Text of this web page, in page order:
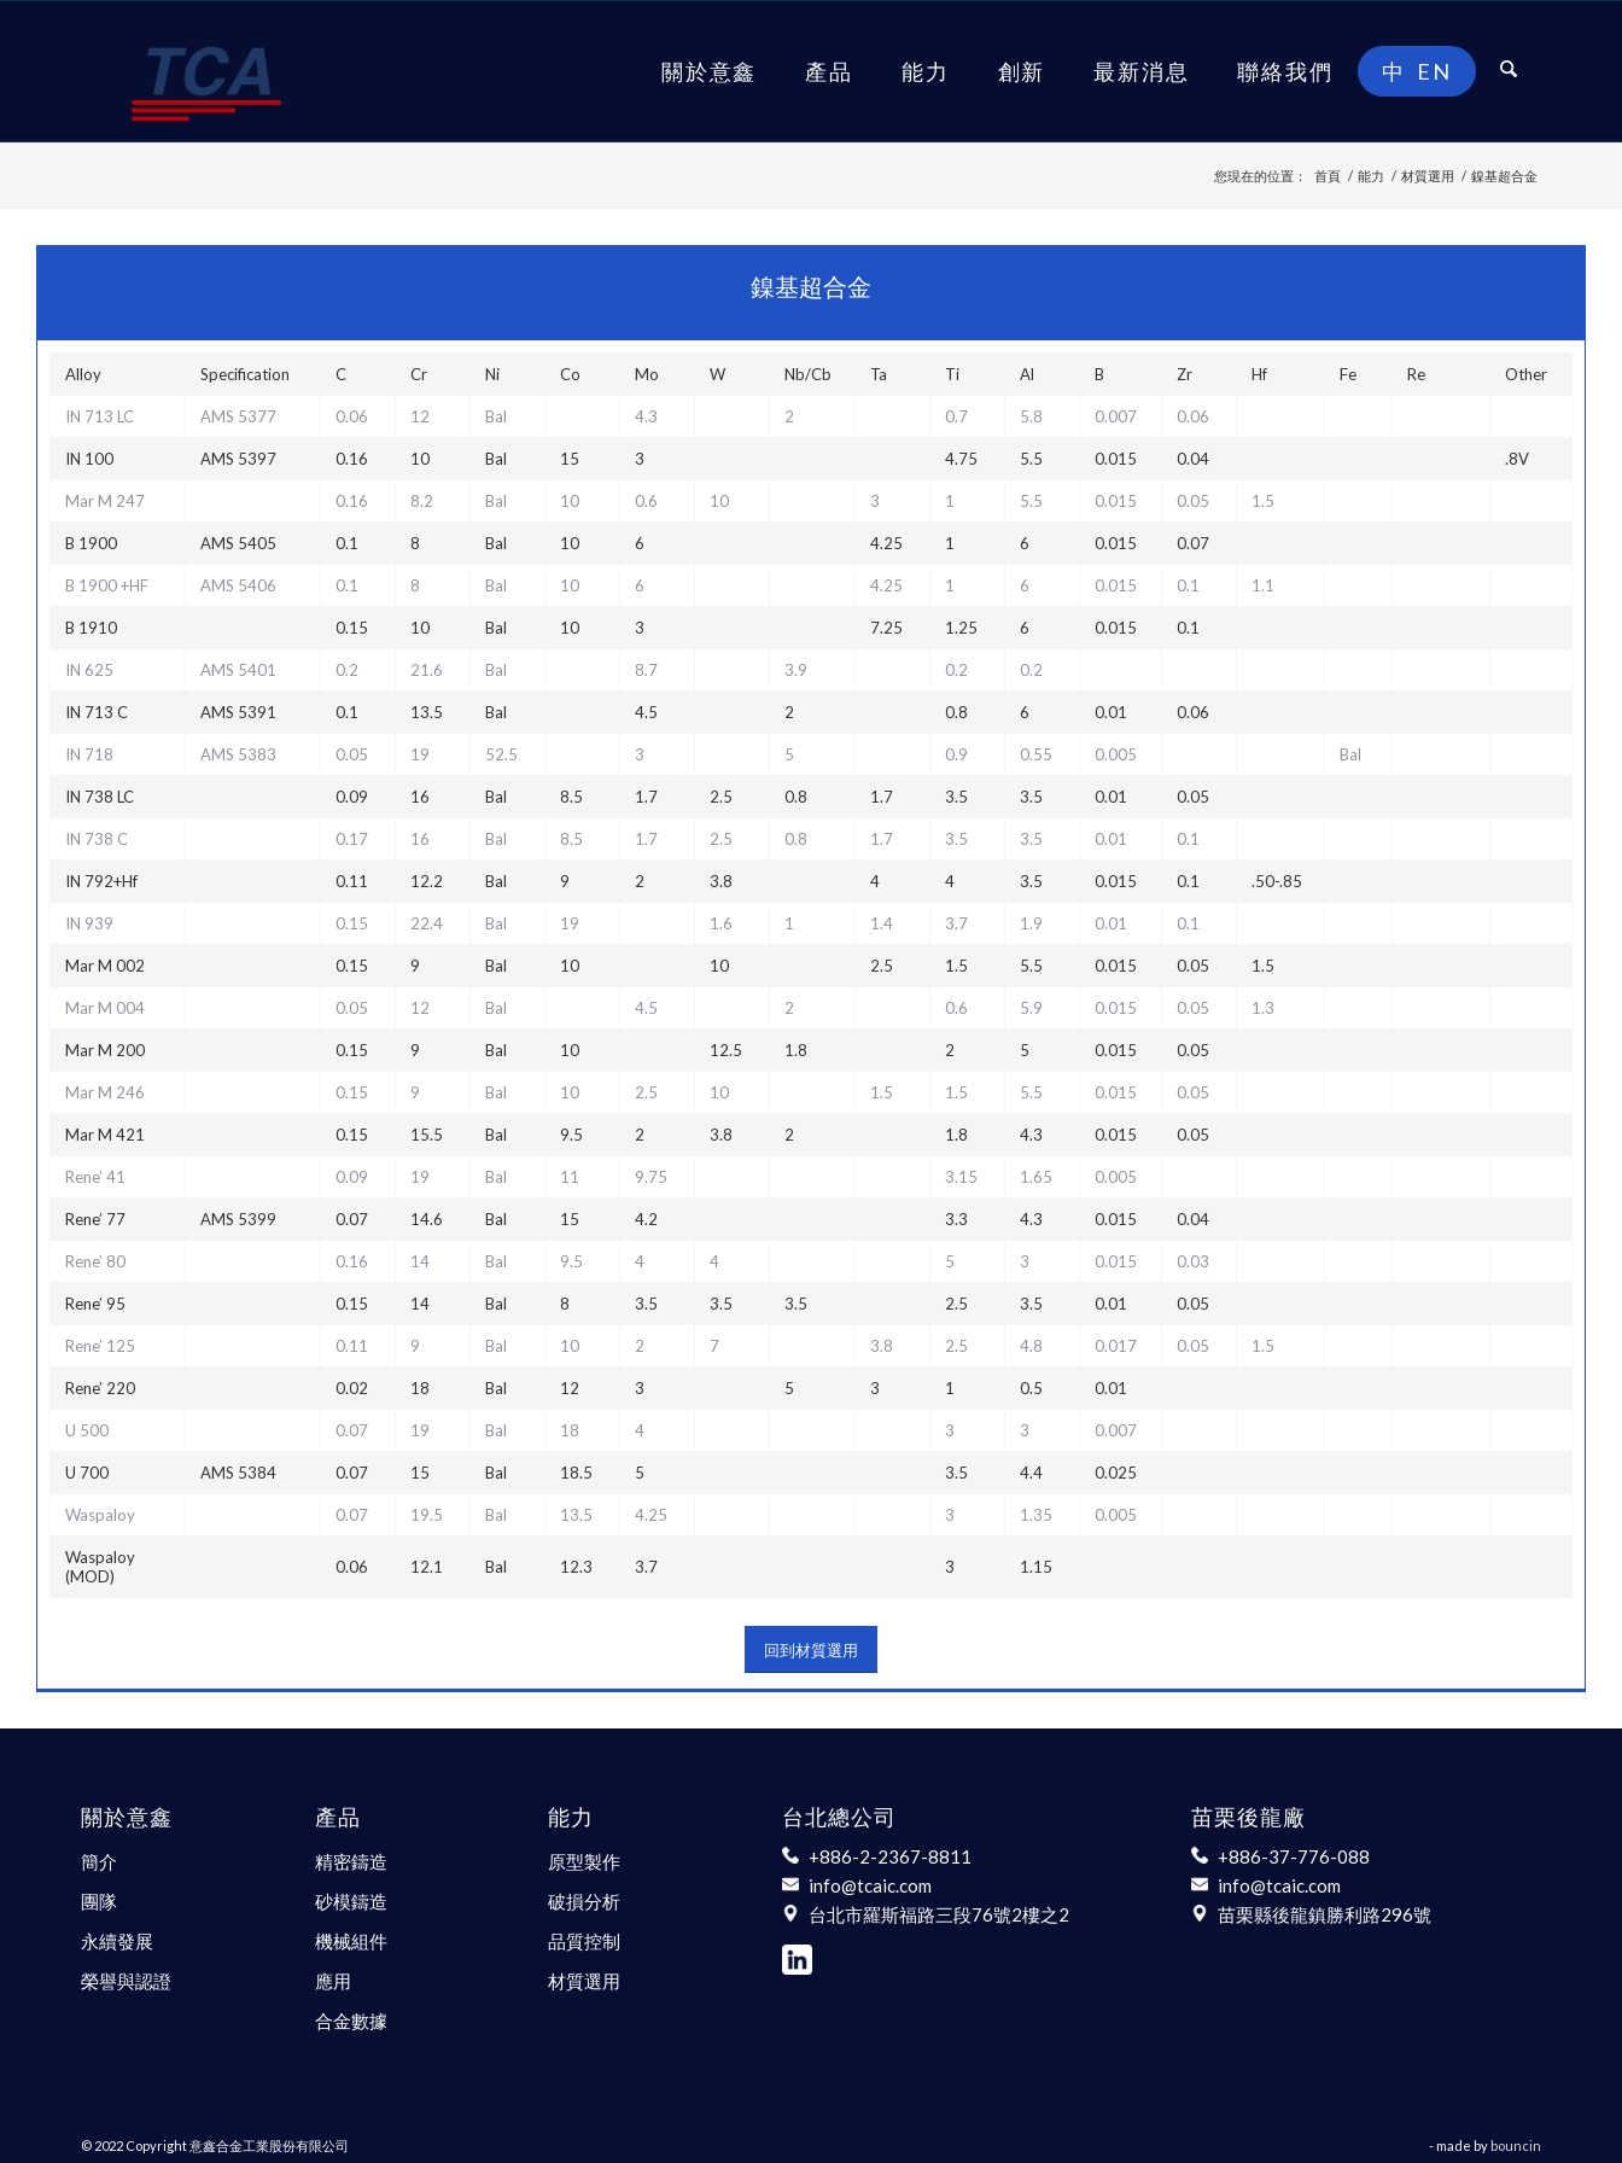
關於意鑫 產品 能力 創新 最新消息 聯絡我們 中 EN
您現在的位置： 首頁 / 能力 / 材質選用 / 鎳基超合金
鎳基超合金
Alloy Specification C Cr Ni Co Mo W Nb/Cb Ta Ti Al B Zr Hf Fe Re Other
IN 713 LC AMS 5377 0.06 12 Bal 4.3 2 0.7 5.8 0.007 0.06
IN 100 AMS 5397 0.16 10 Bal 15 3 4.75 5.5 0.015 0.04 .8V
Mar M 247 0.16 8.2 Bal 10 0.6 10 3 1 5.5 0.015 0.05 1.5
B 1900 AMS 5405 0.1 8 Bal 10 6 4.25 1 6 0.015 0.07
B 1900 +HF AMS 5406 0.1 8 Bal 10 6 4.25 1 6 0.015 0.1 1.1
B 1910 0.15 10 Bal 10 3 7.25 1.25 6 0.015 0.1
IN 625 AMS 5401 0.2 21.6 Bal 8.7 3.9 0.2 0.2
IN 713 C AMS 5391 0.1 13.5 Bal 4.5 2 0.8 6 0.01 0.06
IN 718 AMS 5383 0.05 19 52.5 3 5 0.9 0.55 0.005 Bal
IN 738 LC 0.09 16 Bal 8.5 1.7 2.5 0.8 1.7 3.5 3.5 0.01 0.05
IN 738 C 0.17 16 Bal 8.5 1.7 2.5 0.8 1.7 3.5 3.5 0.01 0.1
IN 792+Hf 0.11 12.2 Bal 9 2 3.8 4 4 3.5 0.015 0.1 .50-.85
IN 939 0.15 22.4 Bal 19 1.6 1 1.4 3.7 1.9 0.01 0.1
Mar M 002 0.15 9 Bal 10 10 2.5 1.5 5.5 0.015 0.05 1.5
Mar M 004 0.05 12 Bal 4.5 2 0.6 5.9 0.015 0.05 1.3
Mar M 200 0.15 9 Bal 10 12.5 1.8 2 5 0.015 0.05
Mar M 246 0.15 9 Bal 10 2.5 10 1.5 1.5 5.5 0.015 0.05
Mar M 421 0.15 15.5 Bal 9.5 2 3.8 2 1.8 4.3 0.015 0.05
Rene’ 41 0.09 19 Bal 11 9.75 3.15 1.65 0.005
Rene’ 77 AMS 5399 0.07 14.6 Bal 15 4.2 3.3 4.3 0.015 0.04
Rene’ 80 0.16 14 Bal 9.5 4 4 5 3 0.015 0.03
Rene’ 95 0.15 14 Bal 8 3.5 3.5 3.5 2.5 3.5 0.01 0.05
Rene’ 125 0.11 9 Bal 10 2 7 3.8 2.5 4.8 0.017 0.05 1.5
Rene’ 220 0.02 18 Bal 12 3 5 3 1 0.5 0.01
U 500 0.07 19 Bal 18 4 3 3 0.007
U 700 AMS 5384 0.07 15 Bal 18.5 5 3.5 4.4 0.025
Waspaloy 0.07 19.5 Bal 13.5 4.25 3 1.35 0.005
Waspaloy
(MOD)
0.06 12.1 Bal 12.3 3.7 3 1.15
回到材質選用
關於意鑫
簡介
團隊
永續發展
榮譽與認證
產品
精密鑄造
砂模鑄造
機械組件
應用
合金數據
能力
原型製作
破損分析
品質控制
材質選用
台北總公司
+886-2-2367-8811
info@tcaic.com
台北市羅斯福路三段76號2樓之2
苗栗後龍廠
+886-37-776-088
info@tcaic.com
苗栗縣後龍鎮勝利路296號
© 2022 Copyright 意鑫合金工業股份有限公司 - made by bouncin